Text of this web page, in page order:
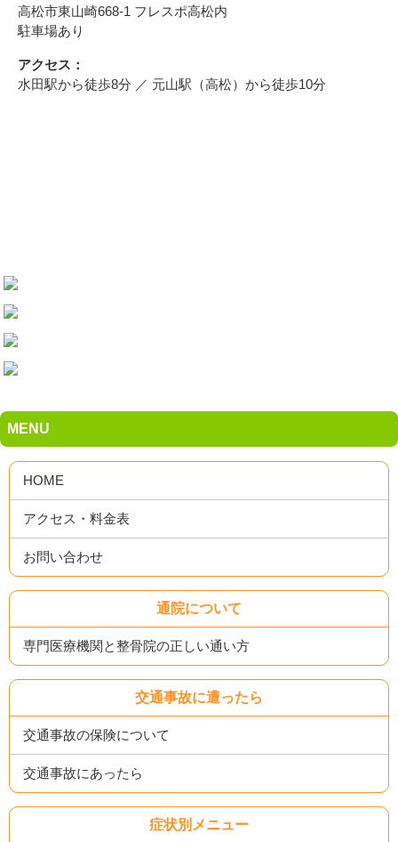
高松市東山崎668-1 フレスポ高松内
駐車場あり
アクセス：
水田駅から徒歩8分 ／ 元山駅（高松）から徒歩10分
MENU
HOME
アクセス・料金表
お問い合わせ
通院について
専門医療機関と整骨院の正しい通い方
交通事故に遭ったら
交通事故の保険について
交通事故にあったら
症状別メニュー